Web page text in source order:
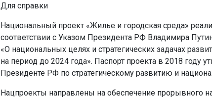
Для справки
Национальный проект «Жилье и городская среда»
соответствии с Указом Президента РФ Владимира
«О национальных целях и стратегических задачах
на период до 2024 года». Паспорт проекта в 2018 году
Президенте РФ по стратегическому развитию и
Нацпроекты направлены на обеспечение прорывного